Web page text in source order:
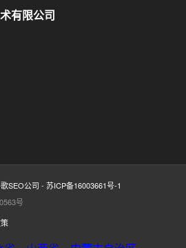
有限公司
SEO公司 - 苏ICP备16003661号-1
号